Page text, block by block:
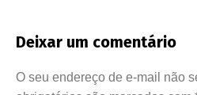
Deixar um comentário
O seu endereço de e-mail não